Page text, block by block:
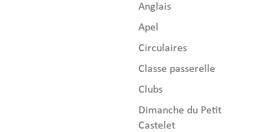
Anglais
Apel
Circulaires
Classe passerelle
Clubs
Dimanche du Petit
Castelet